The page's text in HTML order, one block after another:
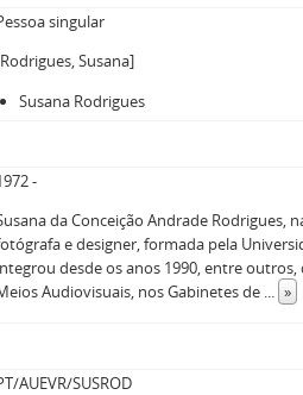
singular
Susana]
Susana Rodrigues
-
da Conceição Andrade Rodrigues,
e designer, formada pela
desde os anos 1990, entre
Audiovisuais, nos Gabinetes de ... »
AUEVR/SUSROD